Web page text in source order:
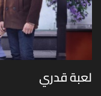
لعبة قدري